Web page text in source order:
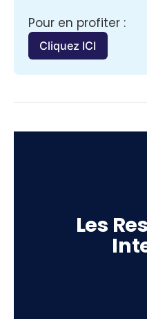
Pour en profiter :
Cliquez ICI
Les